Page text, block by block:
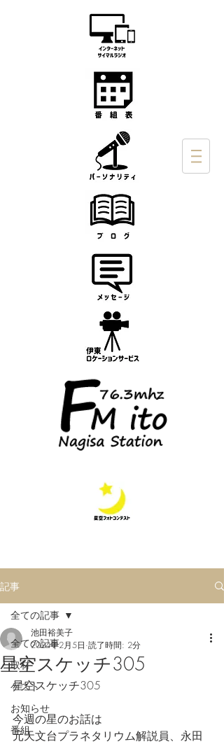
記事
全ての記事
取材
ゲスト
お知らせ
番組
全ての記事
星空スケッチ305
池田裕美子
2024年2月5日 読了時間: 2分
星空スケッチ305
今週の星のお話は
元天文台プラネタリウム解説員、永田